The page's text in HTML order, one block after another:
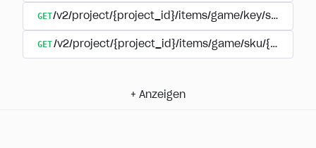
GET/v2/project/{project_id}/items/game/key/sku/
GET/v2/project/{project_id}/items/game/sku/
+ Anzeigen